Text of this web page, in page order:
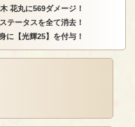
花丸に569ダメージ！
テータスを全て消去！
に【光輝25】を付与！